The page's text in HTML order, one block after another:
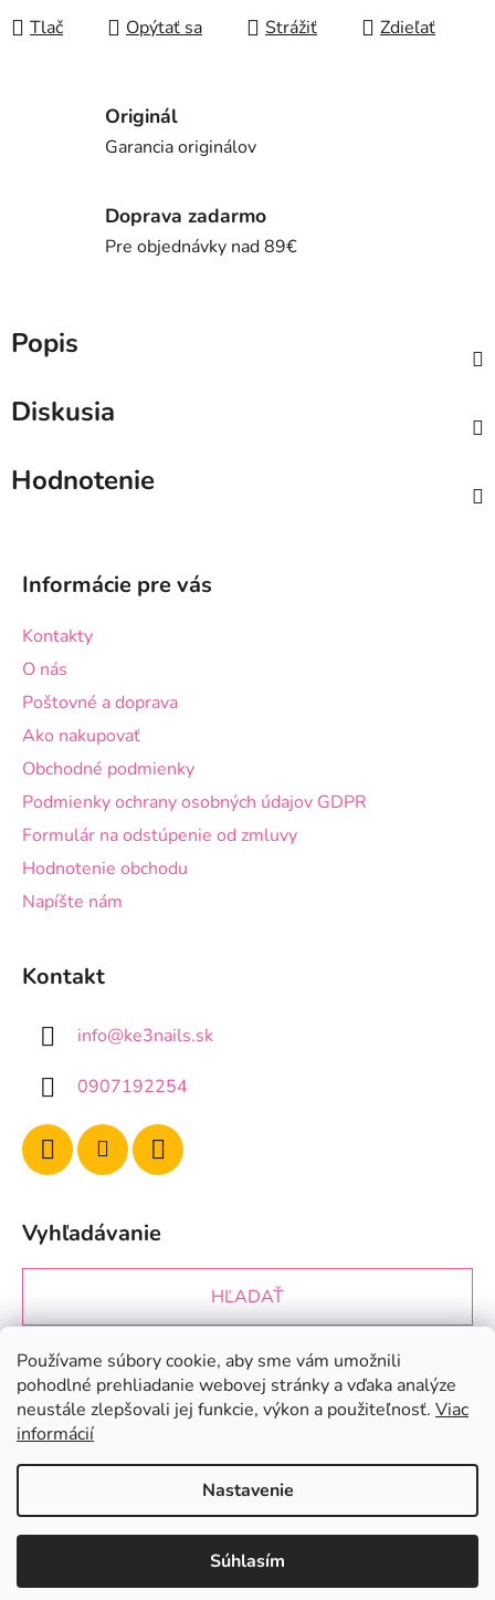
Používame súbory cookie, aby sme vám umožnili
pohodlné prehliadanie webovej stránky a vďaka analýze
neustále zlepšovali jej funkcie, výkon a použiteľnosť. Viac
informácií
Nastavenie
Súhlasím
Tlač
Opýtať sa Strážiť Zdieľať
Originál
Garancia originálov
Doprava zadarmo
Pre objednávky nad 89€
Popis
Diskusia
Hodnotenie
Informácie pre vás
Kontakty
O nás
Poštovné a doprava
Ako nakupovať
Obchodné podmienky
Podmienky ochrany osobných údajov GDPR
Formulár na odstúpenie od zmluvy
Hodnotenie obchodu
Napíšte nám
Kontakt
info@ke3nails.sk
0907192254
Vyhľadávanie
HĽADAŤ
Prijímame online platby
Vytvoril Shoptet &
Ke3nails.sk. Všetky práva vyhradené.
Upraviť nastavenie cookies